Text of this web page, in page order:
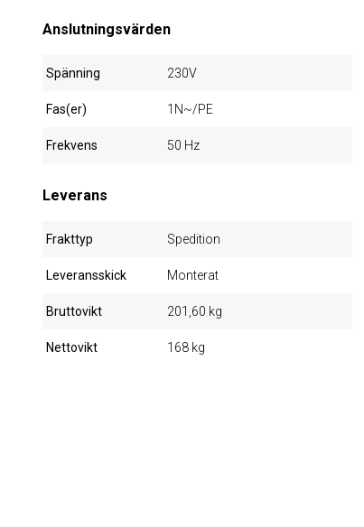
Anslutningsvärden
Spänning 230V
Fas(er) 1N~/PE
Frekvens 50 Hz
Leverans
Frakttyp Spedition
Leveransskick Monterat
Bruttovikt 201,60 kg
Nettovikt 168 kg